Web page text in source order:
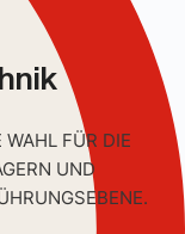
WAHL FÜR DIE
UND